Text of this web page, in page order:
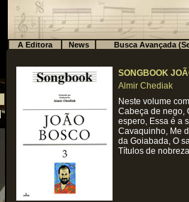
A Editora News Busca Avançada
SONGBOOK
Almir Chediak
Neste volume
Cabeça de nego,
espero, Essa é a
Cavaquinho, Me
da Goiabada, O
Títulos de